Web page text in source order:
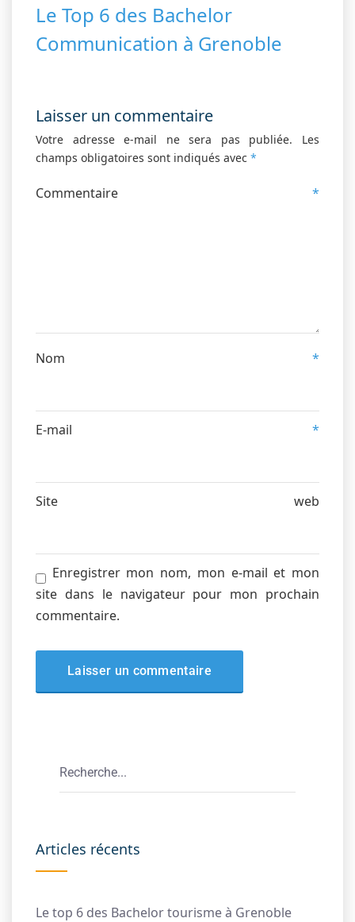
Le Top 6 des Bachelor
Communication à Grenoble
Laisser un commentaire
Votre adresse e-mail ne sera pas publiée.
Les
champs obligatoires sont indiqués avec *
Commentaire *
Nom *
E-mail *
Site web
Enregistrer mon nom, mon e-mail et mon
site dans le navigateur pour mon prochain
commentaire.
Articles récents
Le top 6 des Bachelor tourisme à Grenoble